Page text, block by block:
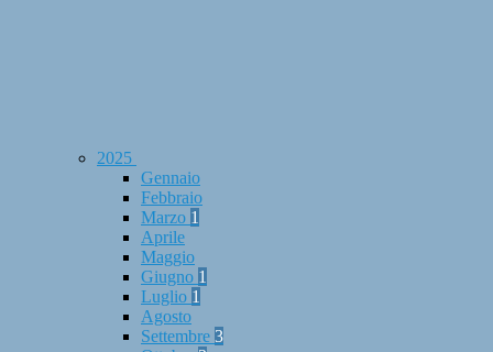
2025
Gennaio
Febbraio
Marzo 1
Aprile
Maggio
Giugno 1
Luglio 1
Agosto
Settembre 3